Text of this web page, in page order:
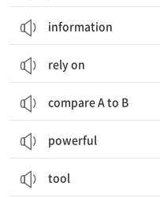
information
rely on
compare A to B
powerful
tool